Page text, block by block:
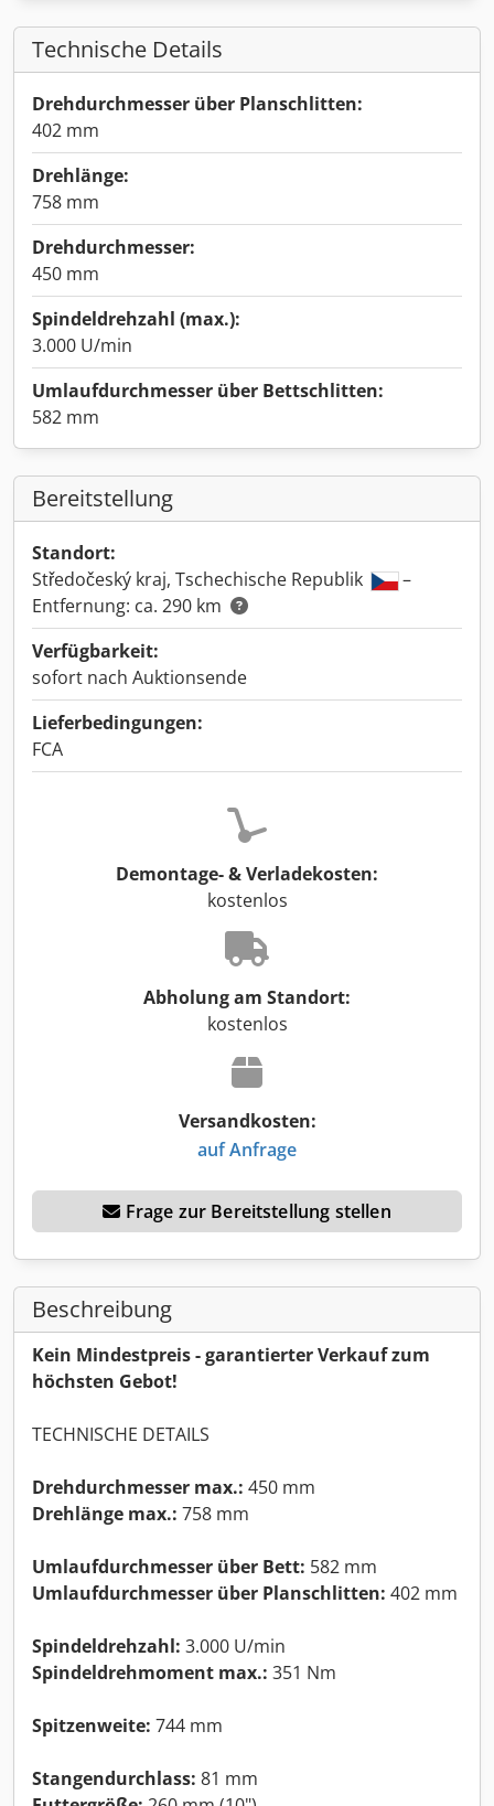
Technische Details
Drehdurchmesser über Planschlitten:
402 mm
Drehlänge:
758 mm
Drehdurchmesser:
450 mm
Spindeldrehzahl (max.):
3.000 U/min
Umlaufdurchmesser über Bettschlitten:
582 mm
Bereitstellung
Standort:
Středočeský kraj, Tschechische Republik
–
Entfernung: ca. 290 km
Verfügbarkeit:
sofort nach Auktionsende
Lieferbedingungen:
FCA
Demontage- & Verladekosten:
kostenlos
Abholung am Standort:
kostenlos
Versandkosten:
auf Anfrage
Frage zur Bereitstellung stellen
Beschreibung
Kein Mindestpreis - garantierter Verkauf zum
höchsten Gebot!
TECHNISCHE DETAILS
Drehdurchmesser max.: 450 mm
Drehlänge max.: 758 mm
Umlaufdurchmesser über Bett: 582 mm
Umlaufdurchmesser über Planschlitten: 402 mm
Spindeldrehzahl: 3.000 U/min
Spindeldrehmoment max.: 351 Nm
Spitzenweite: 744 mm
Stangendurchlass: 81 mm